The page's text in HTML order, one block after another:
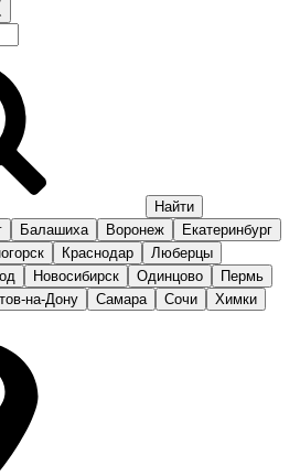
Балашиха Воронеж
Екатеринбург
Краснодар
Люберцы
Новосибирск Одинцово
Пермь
на-Дону Самара Сочи
Химки